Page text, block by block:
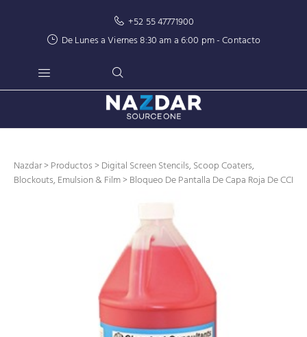
+52 55 47771900
De Lunes a Viernes 8:30 am a 6:00 pm -Contacto
Nazdar>Productos>Digital Screen Stencils, Scoop Coaters,
Blockouts, Emulsion & Film> Bloqueo De Pantalla De Capa Roja De CCI